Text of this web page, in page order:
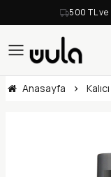
500 TL
Anasayfa